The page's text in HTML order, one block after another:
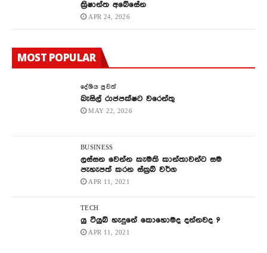
ක්‍රිෂාන්ත අබේසේන
APR 24, 2026
MOST POPULAR
දේශිය පුවත්
බැසිල් රාජපක්ෂට වරෙන්තු
MAY 22, 2026
BUSINESS
ලස්සන වෙන්න කැමති කාන්තාවන්ට සම
පැහැපත් කරන ස්ක්‍රබ් වර්ග
APR 11, 2021
TECH
යු ටියුබ් හැදුනේ කොහොමද දන්නවද ?
APR 11, 2021